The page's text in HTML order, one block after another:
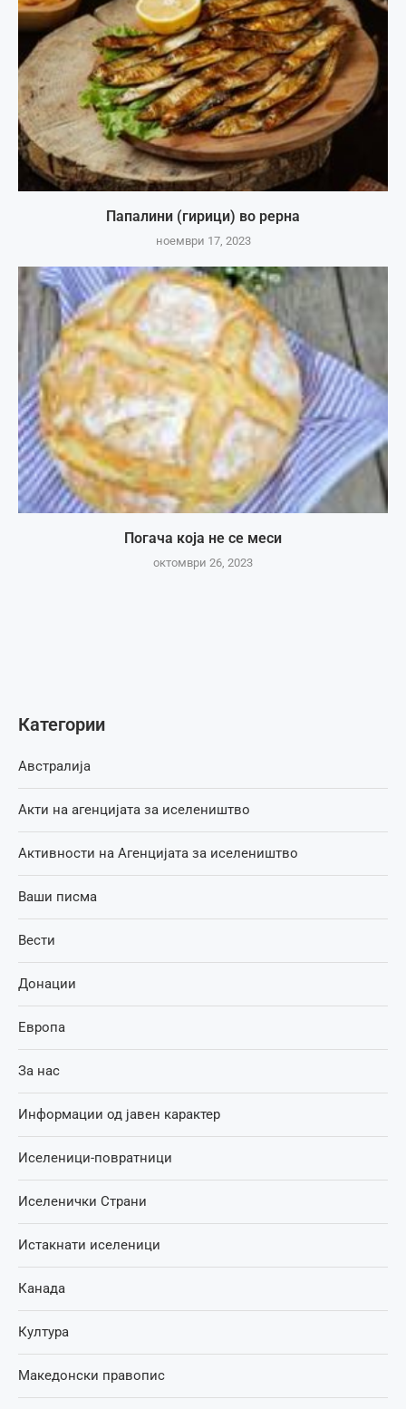
Папалини (гирици) во рерна
ноември 17, 2023
Погача која не се меси
октомври 26, 2023
Категории
Австралија
Акти на агенцијата за иселеништво
Активности на Агенцијата за иселеништво
Ваши писма
Вести
Донации
Европа
За нас
Информации од јавен карактер
Иселеници-повратници
Иселенички Страни
Истакнати иселеници
Канада
Култура
Македонски правопис